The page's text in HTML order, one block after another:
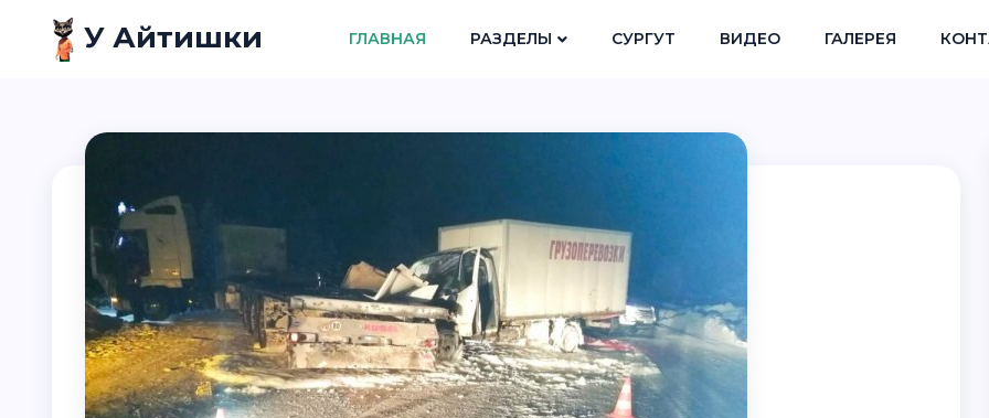
У Айтишки ГЛАВНАЯ РАЗДЕЛЫ СУРГУТ ВИДЕО ГАЛЕРЕЯ